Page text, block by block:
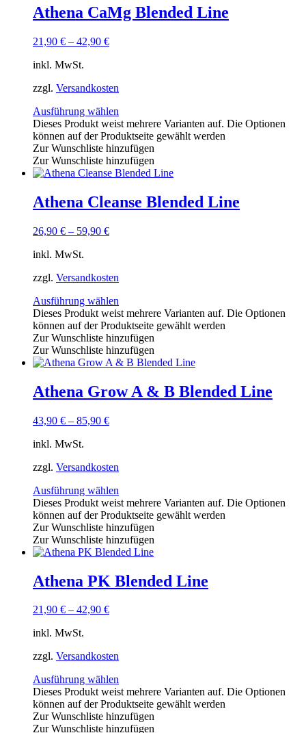
Athena CaMg Blended Line
21,90 € – 42,90 €
inkl. MwSt.
zzgl. Versandkosten
Ausführung wählen
Dieses Produkt weist mehrere Varianten auf. Die Optionen
können auf der Produktseite gewählt werden
Zur Wunschliste hinzufügen
Zur Wunschliste hinzufügen
Athena Cleanse Blended Line
26,90 € – 59,90 €
inkl. MwSt.
zzgl. Versandkosten
Ausführung wählen
Dieses Produkt weist mehrere Varianten auf. Die Optionen
können auf der Produktseite gewählt werden
Zur Wunschliste hinzufügen
Zur Wunschliste hinzufügen
Athena Grow A & B Blended Line
43,90 € – 85,90 €
inkl. MwSt.
zzgl. Versandkosten
Ausführung wählen
Dieses Produkt weist mehrere Varianten auf. Die Optionen
können auf der Produktseite gewählt werden
Zur Wunschliste hinzufügen
Zur Wunschliste hinzufügen
Athena PK Blended Line
21,90 € – 42,90 €
inkl. MwSt.
zzgl. Versandkosten
Ausführung wählen
Dieses Produkt weist mehrere Varianten auf. Die Optionen
können auf der Produktseite gewählt werden
Zur Wunschliste hinzufügen
Zur Wunschliste hinzufügen